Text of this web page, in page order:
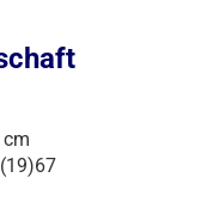
cm